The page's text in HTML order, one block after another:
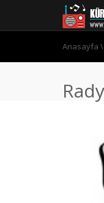
Anasayfa \